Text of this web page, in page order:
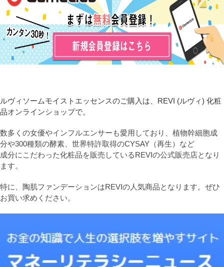
ルヴィソームモイストエッセンスのご購入は、REVI (ルヴィ) 化粧
品オンラインショップで。
数多くの女優やインフルエンサーも愛用しており、植物幹細胞成
分や300種類の酵素、世界特許取得のCYSAY（再生）など
成分にこだわった化粧品を販売しているREVIの公式販売店となり
ます。
特に、陶肌ファンデーションはREVIの人気商品となります。ぜひ
お買い求めください。